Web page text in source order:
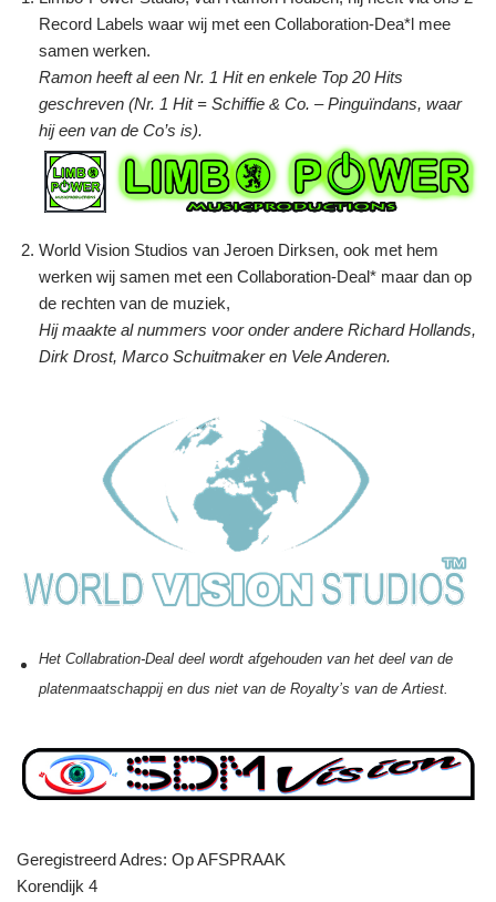
Record Labels waar wij met een Collaboration-Dea*l mee
samen werken.
Ramon heeft al een Nr. 1 Hit en enkele Top 20 Hits
geschreven (Nr. 1 Hit = Schiffie & Co. – Pinguïndans, waar
hij een van de Co’s is).
World Vision Studios van Jeroen Dirksen, ook met hem
werken wij samen met een Collaboration-Deal* maar dan op
de rechten van de muziek,
Hij maakte al nummers voor onder andere Richard Hollands,
Dirk Drost, Marco Schuitmaker en Vele Anderen.
Het Collabration-Deal deel wordt afgehouden van het deel van de
platenmaatschappij en dus niet van de Royalty’s van de Artiest.
Geregistreerd Adres: Op AFSPRAAK
Korendijk 4